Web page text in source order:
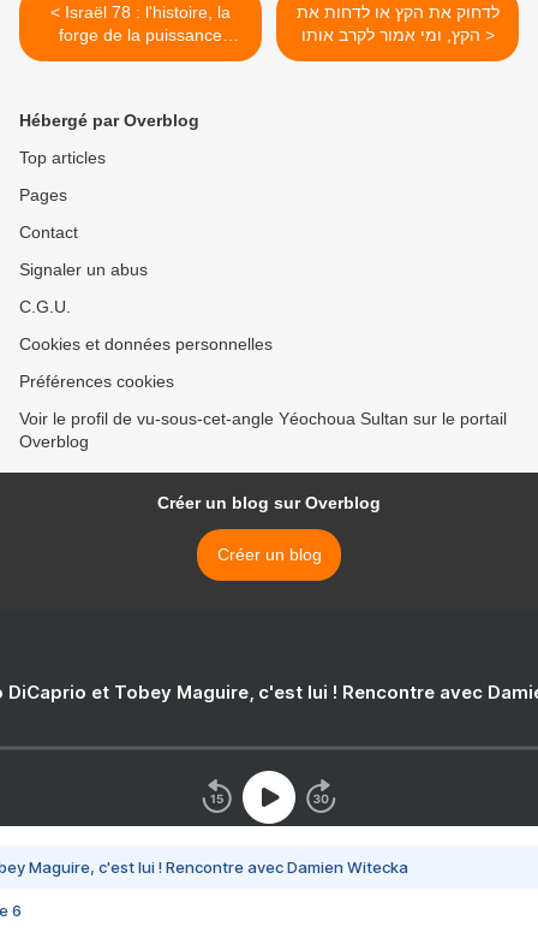
< Israël 78 : l'histoire, la
forge de la puissance
d'Israël, de l'Egypte à
לדחוק את הקץ או לדחות את
הקץ, ומי אמור לקרב אותו >
Hébergé par Overblog
Top articles
Pages
Contact
Signaler un abus
C.G.U.
Cookies et données personnelles
Préférences cookies
Voir le profil de vu-sous-cet-angle Yéochoua Sultan sur le portail
Overblog
Créer un blog sur Overblog
Créer un blog
DiCaprio et Tobey Maguire, c'est lui ! Rencontre avec
Maguire, c'est lui ! Rencontre avec Damien Witecka
6